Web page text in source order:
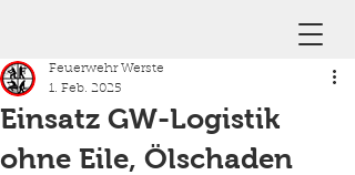
Einsatz GW-Logistik
ohne Eile, Ölschaden
Feuerwehr Werste
1. Feb. 2025